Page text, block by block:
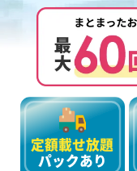
定額載せ放題
パックあり